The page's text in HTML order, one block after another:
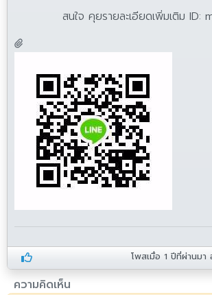
สนใจ คุยรายละเอียดเพิ่มเติม ID:
โพสเมื่อ1 ปีที่ผ่านมา
ความคิดเห็น